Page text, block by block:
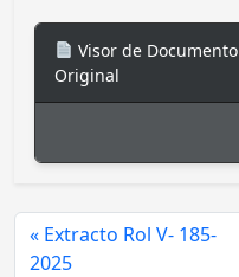
Visor de Documento
Original
Extracto Rol V- 185-
2025